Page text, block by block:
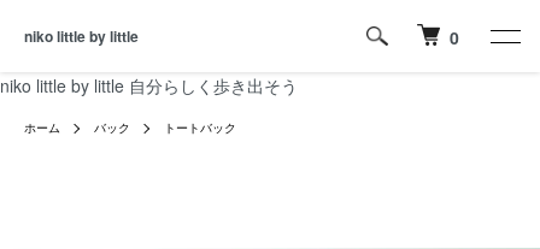
niko little by little 自分らしく歩き出そう
niko little by little 0
ホーム バック トートバック